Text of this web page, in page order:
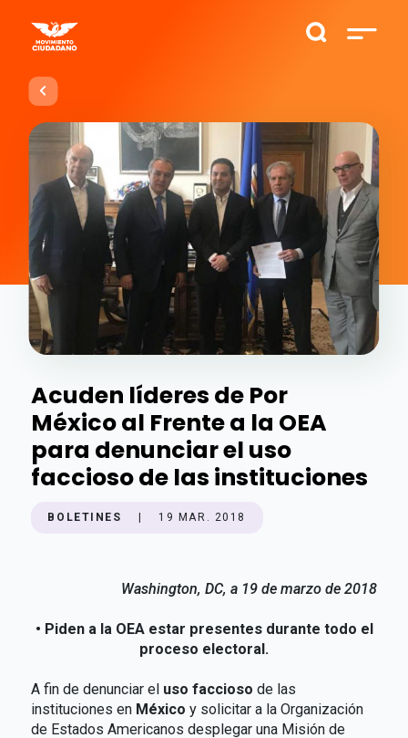
Acuden líderes de Por
México al Frente a la OEA
para denunciar el uso
faccioso de las instituciones
BOLETINES 19 MAR. 2018
Washington, DC, a 19 de marzo de 2018
• Piden a la OEA estar presentes durante todo el
proceso electoral.
A fin de denunciar el uso faccioso de las
instituciones en México y solicitar a la Organización
de Estados Americanos desplegar una Misión de